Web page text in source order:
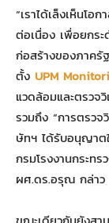
“เราได้เล็งเห็นโ
ต่อเนื่อง เพื่อยกระ
ก่อสร้างของภาครั
ตั้ง UPM
แวดล้อมและตรวจ
รวมถึง “การตรว
ษัทฯ ได้รับอนุญาต
กรมโรงงานกระท
ผศ.ดร.อรุณ กล่าว